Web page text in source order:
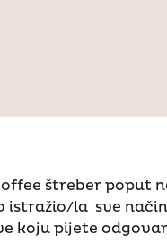
štreber poput
istražio/la sve
koju pijete